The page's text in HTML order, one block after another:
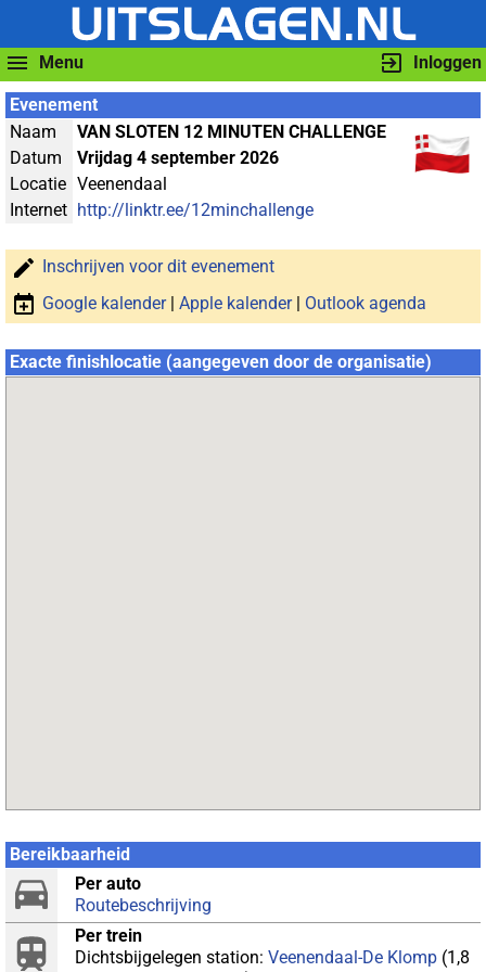
Menu Inloggen
Evenement
Naam
VAN SLOTEN 12 MINUTEN CHALLENGE
Datum
Vrijdag 4 september 2026
Locatie Veenendaal
Internet http://linktr.ee/12minchallenge
Inschrijven voor dit evenement
Google kalender| Apple kalender| Outlook agenda
Exacte finishlocatie (aangegeven door de organisatie)
Bereikbaarheid
Per auto
Routebeschrijving
Per trein
Dichtsbijgelegen station: Veenendaal-De Klomp (1,8